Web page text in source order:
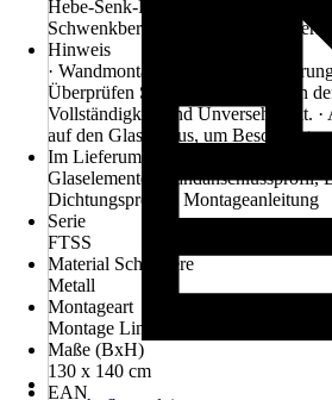
Hebe-Senk-Funktion, Beidseitige
Schwenkbereich,6 mm ESG-
Hinweis
· Wandmontage erforderlich,
Überprüfen Sie vor der Installation
Vollständigkeit und Unversehrtheit.
auf den Glaskorpus, um
Im Lieferumfang enthalten
Glaselemente, Wandanschlussprofil,
Dichtungsprofile, Montageanleitung
Serie
FTSS
Material Scharniere
Metall
Montageart
Montage Links, Montage Rechts
Maße (BxH)
130 x 140 cm
EAN